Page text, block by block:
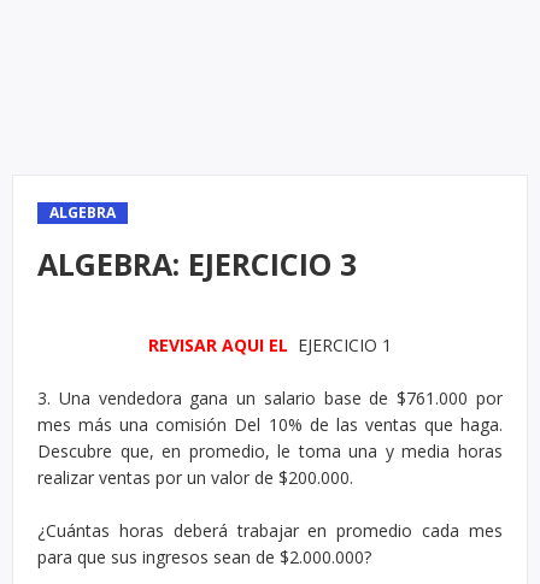
ALGEBRA
ALGEBRA: EJERCICIO 3
REVISAR AQUI EL EJERCICIO 1
3. Una vendedora gana un salario base de $761.000 por
mes más una comisión Del 10% de las ventas que haga.
Descubre que, en promedio, le toma una y media horas
realizar ventas por un valor de $200.000.
¿Cuántas horas deberá trabajar en promedio cada mes
para que sus ingresos sean de $2.000.000?